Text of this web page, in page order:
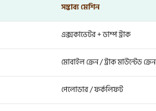
সম্ভাব্য মেশিন
এক্সকাভেটর + ডাম্প ট্রাক
মোবাইল ক্রেন / ট্রাক মাউন্টেড ক্রেন
পেলোডার / ফর্কলিফট